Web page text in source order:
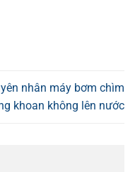
nhân máy bơm chìm
khoan không lên nước